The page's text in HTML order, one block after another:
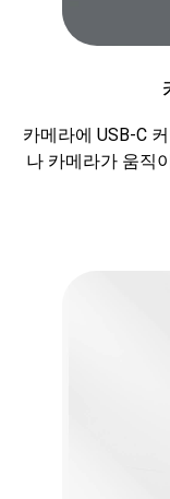
카메라에 USB-C
나 카메라가 움직